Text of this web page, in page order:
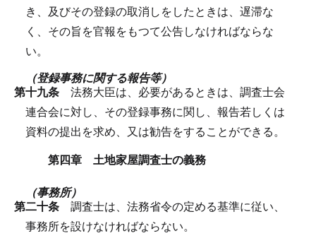
き、及びその登録の取消しをしたときは、遅滞な
く、その旨を官報をもつて公告しなければならな
い。
（登録事務に関する報告等）
第十九条 法務大臣は、必要があるときは、調査士会
連合会に対し、その登録事務に関し、報告若しくは
資料の提出を求め、又は勧告をすることができる。
第四章 土地家屋調査士の義務
（事務所）
第二十条 調査士は、法務省令の定める基準に従い、
事務所を設けなければならない。